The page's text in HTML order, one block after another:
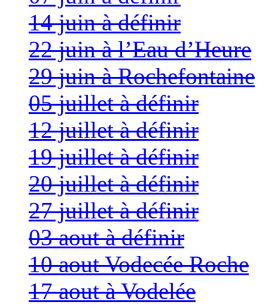
14 juin à définir
22 juin à l’Eau d’Heure
29 juin à Rochefontaine
05 juillet à définir
12 juillet à définir
19 juillet à définir
20 juillet à définir
27 juillet à définir
03 aout à définir
10 aout Vodecée Roche
17 aout à Vodelée